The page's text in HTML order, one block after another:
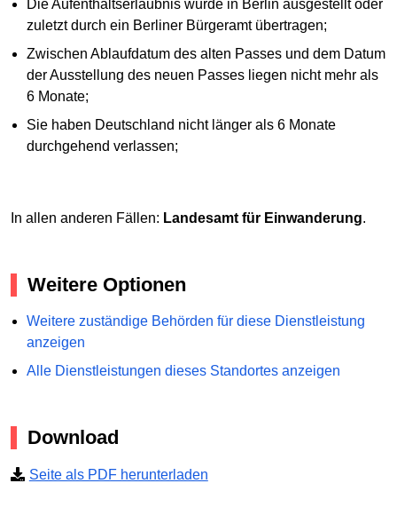
Die Aufenthaltserlaubnis wurde in Berlin ausgestellt oder
zuletzt durch ein Berliner Bürgeramt übertragen;
Zwischen Ablaufdatum des alten Passes und dem Datum
der Ausstellung des neuen Passes liegen nicht mehr als
6 Monate;
Sie haben Deutschland nicht länger als 6 Monate
durchgehend verlassen;
In allen anderen Fällen: Landesamt für Einwanderung.
Weitere Optionen
Weitere zuständige Behörden für diese Dienstleistung
anzeigen
Alle Dienstleistungen dieses Standortes anzeigen
Download
Seite als PDF herunterladen